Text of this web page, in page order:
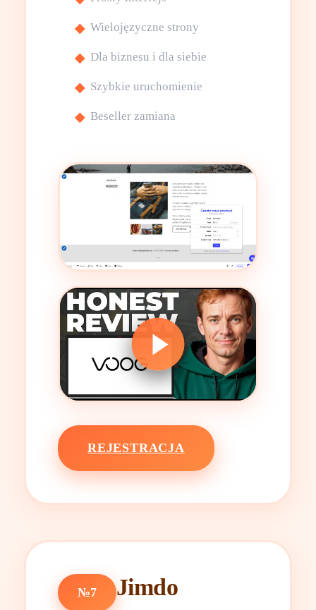
Wielojęzyczne strony
Dla biznesu i dla siebie
Szybkie uruchomienie
Beseller zamiana
REJESTRACJA
№7 Jimdo